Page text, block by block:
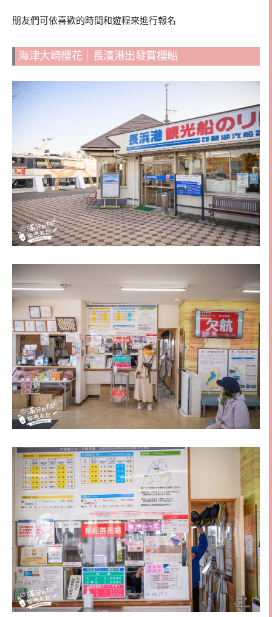
朋友們可依喜歡的時間和遊程來進行報名
海津大崎櫻花｜長濱港出發賞櫻船